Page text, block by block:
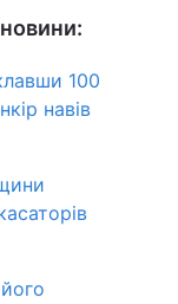
100
навів